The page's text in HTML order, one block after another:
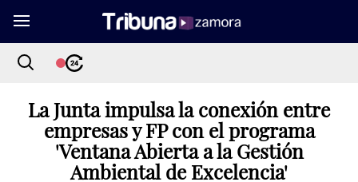
La Junta impulsa la conexión entre
empresas y FP con el programa
'Ventana Abierta a la Gestión
Ambiental de Excelencia'